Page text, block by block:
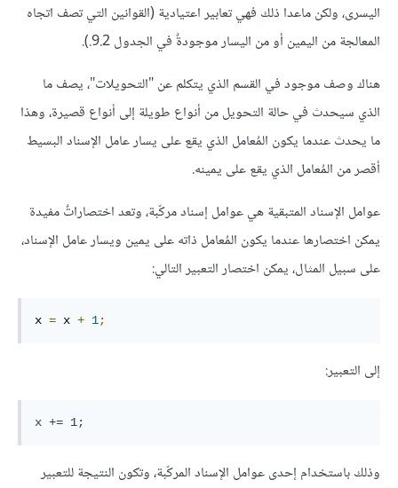
اليسرى، ولكن ماعدا ذلك فهي تعابير اعتيادية (القوانين التي تصف اتجاه
المعالجة من اليمين أو من اليسار موجودةٌ في الجدول 9.2.).
هناك وصف موجود في القسم الذي يتكلم عن "التحويلات"، يصف ما
الذي سيحدث في حالة التحويل من أنواع طويلة إلى أنواع قصيرة، وهذا
ما يحدث عندما يكون المُعامل الذي يقع على يسار عامل الإسناد البسيط
أقصر من المُعامل الذي يقع على يمينه.
عوامل الإسناد المتبقية هي عوامل إسناد مركّبة، وتعد اختصاراتٌ مفيدة
يمكن اختصارها عندما يكون المُعامل ذاته على يمين ويسار عامل الإسناد،
على سبيل المثال، يمكن اختصار التعبير التالي:
x = x + 1;
إلى التعبير:
وذلك باستخدام إحدى عوامل الإسناد المركّبة، وتكون النتيجة للتعبير